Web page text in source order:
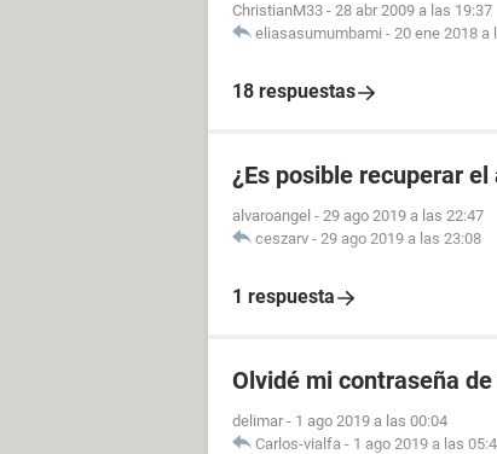
ChristianM33 - 28 abr 2009 a las 19:37
eliasasumumbami - 20 ene 2018 a
18 respuestas
¿Es posible recuperar
alvaroangel - 29 ago 2019 a las 22:47
ceszarv - 29 ago 2019 a las 23:08
1 respuesta
Olvidé mi contraseña
delimar - 1 ago 2019 a las 00:04
Carlos-vialfa - 1 ago 2019 a las